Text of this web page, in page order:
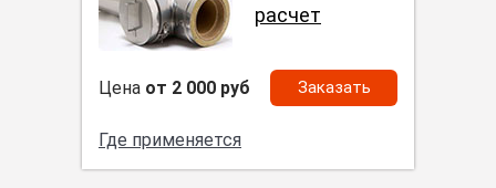
расчет
Цена от 2 000 руб Заказать
Где применяется